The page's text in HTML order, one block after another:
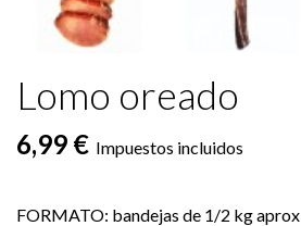
Lomo oreado
6,99 € Impuestos incluidos
FORMATO: bandejas de 1/2 kg aprox